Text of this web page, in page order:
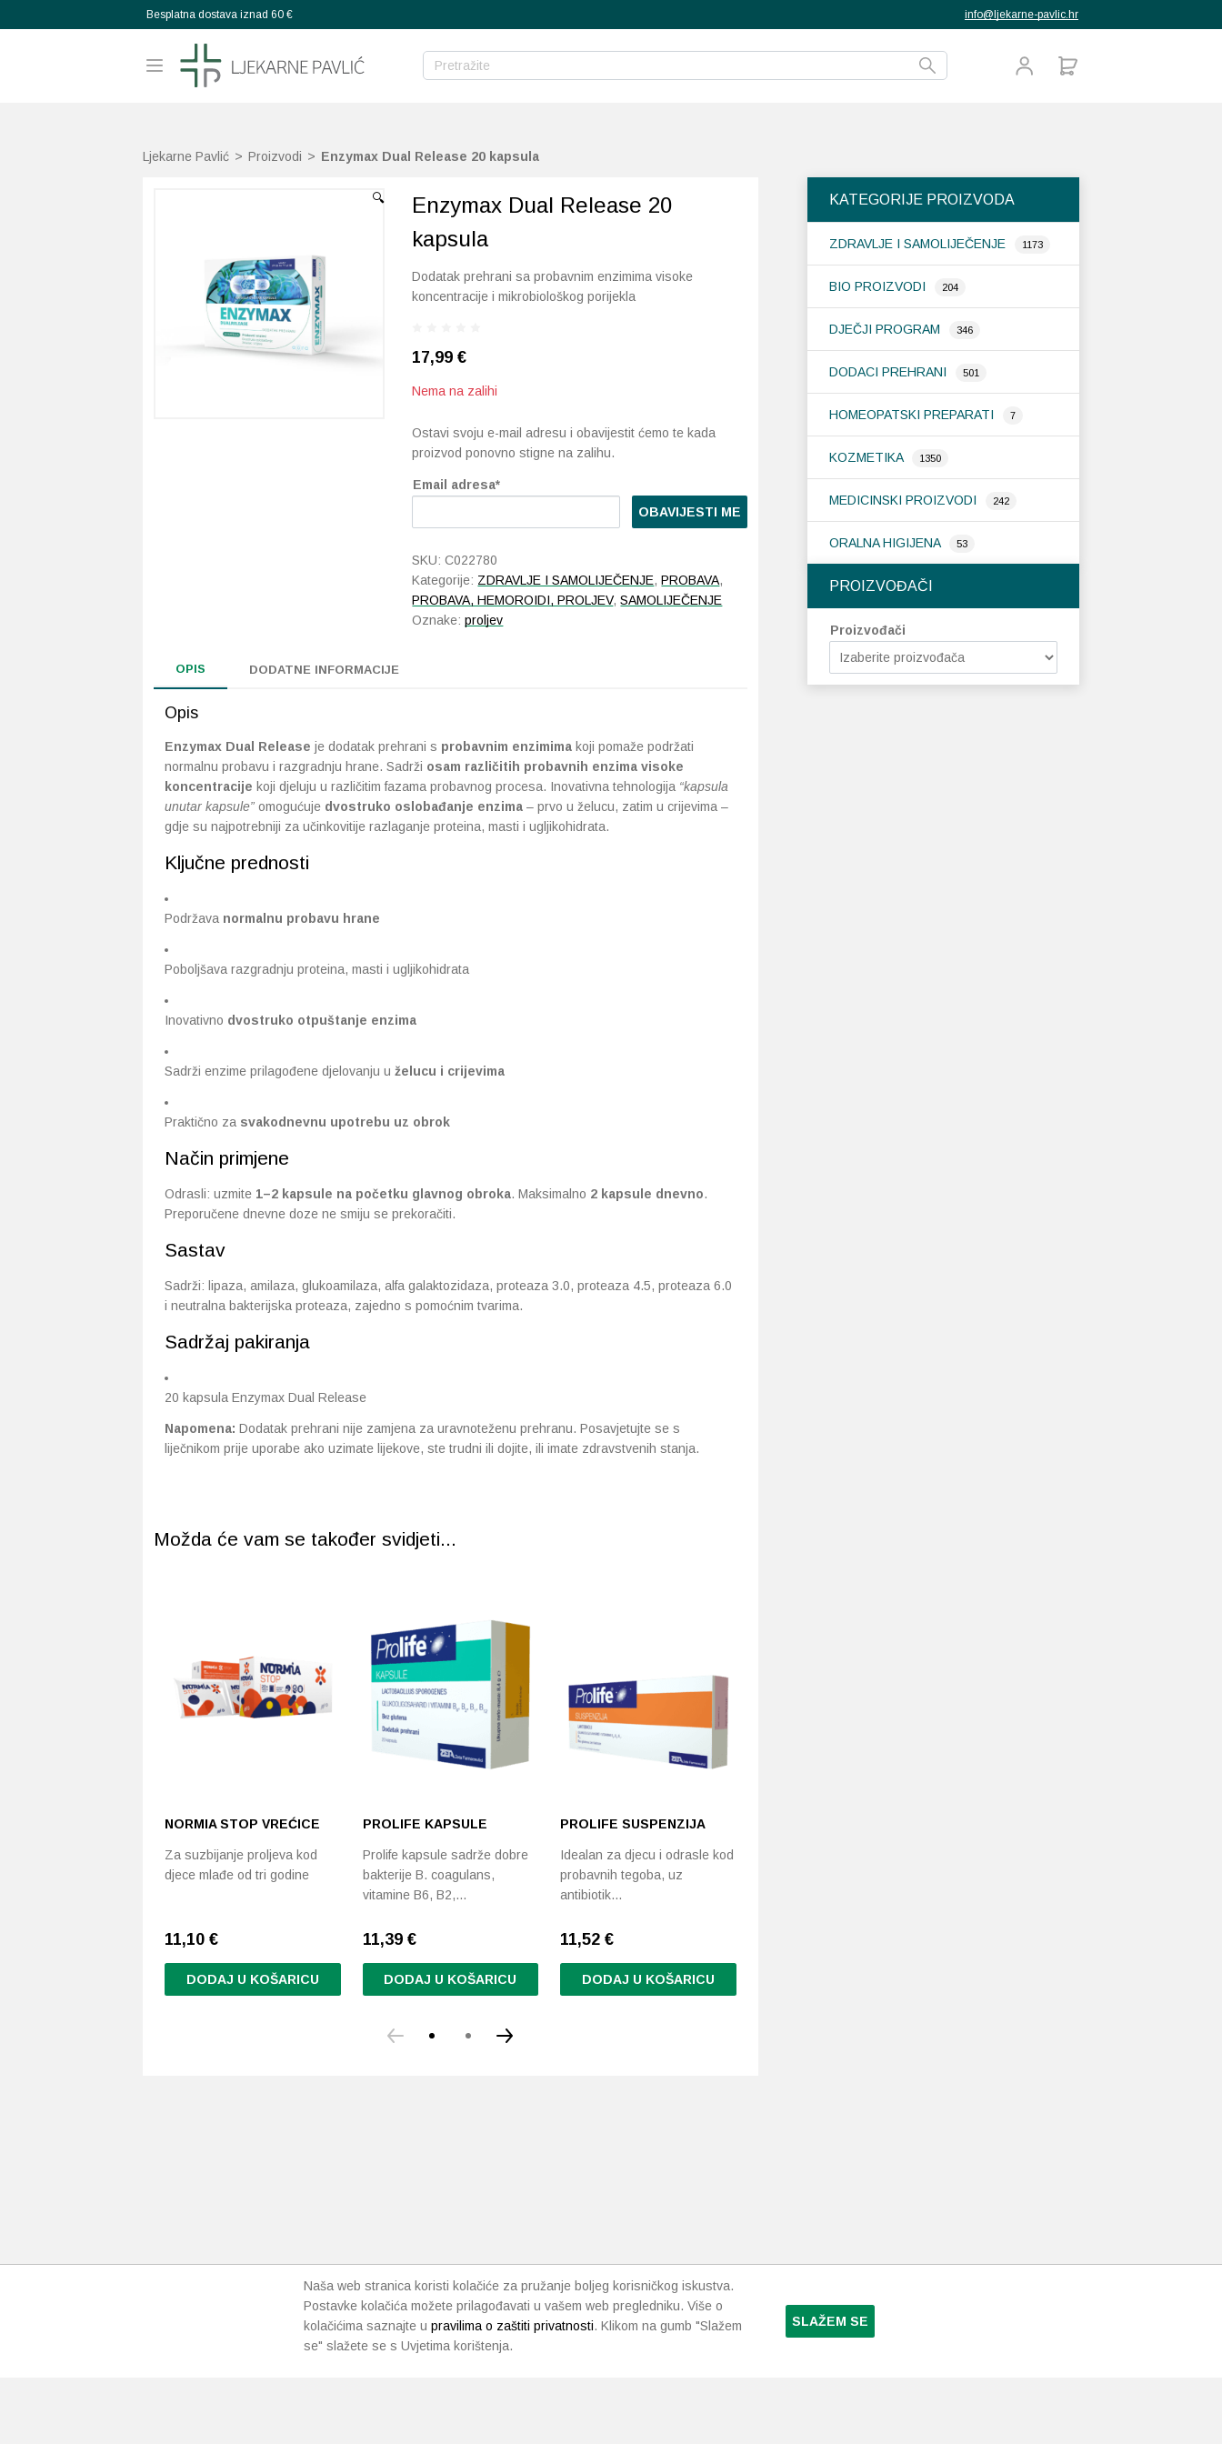
Besplatna dostava iznad 60 € info@ljekarne-pavlic.hr
Ljekarne Pavlić > Proizvodi > Enzymax Dual Release 20 kapsula
KATEGORIJE PROIZVODA
ZDRAVLJE I SAMOLIJEČENJE 1173
BIO PROIZVODI 204
DJEČJI PROGRAM 346
DODACI PREHRANI 501
HOMEOPATSKI PREPARATI 7
KOZMETIKA 1350
MEDICINSKI PROIZVODI 242
ORALNA HIGIJENA 53
PROIZVOĐAČI
Proizvođači
🔍
Enzymax Dual Release 20
kapsula
Dodatak prehrani sa probavnim enzimima visoke
koncentracije i mikrobiološkog porijekla
17,99€
Nema na zalihi
Ostavi svoju e-mail adresu i obavijestit ćemo te kada
proizvod ponovno stigne na zalihu.
Email adresa*
OBAVIJESTI ME
SKU:C022780
Kategorije: ZDRAVLJE I SAMOLIJEČENJE,PROBAVA,
PROBAVA, HEMOROIDI, PROLJEV,SAMOLIJEČENJE
Oznake:proljev
OPIS DODATNE INFORMACIJE
Opis
Enzymax Dual Release je dodatak prehrani s probavnim enzimima koji pomaže podržati
normalnu probavu i razgradnju hrane. Sadrži osam različitih probavnih enzima visoke
koncentracije koji djeluju u različitim fazama probavnog procesa. Inovativna tehnologija “kapsula
unutar kapsule” omogućuje dvostruko oslobađanje enzima – prvo u želucu, zatim u crijevima –
gdje su najpotrebniji za učinkovitije razlaganje proteina, masti i ugljikohidrata.
Ključne prednosti
Podržava normalnu probavu hrane
Poboljšava razgradnju proteina, masti i ugljikohidrata
Inovativno dvostruko otpuštanje enzima
Sadrži enzime prilagođene djelovanju u želucu i crijevima
Praktično za svakodnevnu upotrebu uz obrok
Način primjene
Odrasli: uzmite 1–2 kapsule na početku glavnog obroka. Maksimalno 2 kapsule dnevno.
Preporučene dnevne doze ne smiju se prekoračiti.
Sastav
Sadrži: lipaza, amilaza, glukoamilaza, alfa galaktozidaza, proteaza 3.0, proteaza 4.5, proteaza 6.0
i neutralna bakterijska proteaza, zajedno s pomoćnim tvarima.
Sadržaj pakiranja
20 kapsula Enzymax Dual Release
Napomena: Dodatak prehrani nije zamjena za uravnoteženu prehranu. Posavjetujte se s
liječnikom prije uporabe ako uzimate lijekove, ste trudni ili dojite, ili imate zdravstvenih stanja.
Možda će vam se također svidjeti...
NORMIA STOP VREĆICE
Za suzbijanje proljeva kod
djece mlađe od tri godine
11,10 €
DODAJ U KOŠARICU
PROLIFE KAPSULE
Prolife kapsule sadrže dobre
bakterije B. coagulans,
vitamine B6, B2,…
11,39 €
DODAJ U KOŠARICU
PROLIFE SUSPENZIJA
Idealan za djecu i odrasle kod
probavnih tegoba, uz
antibiotik…
11,52€
DODAJ U KOŠARICU
Naša web stranica koristi kolačiće za pružanje boljeg korisničkog iskustva.
Postavke kolačića možete prilagođavati u vašem web pregledniku. Više o
kolačićima saznajte u pravilima o zaštiti privatnosti. Klikom na gumb "Slažem
se" slažete se s Uvjetima korištenja.
SLAŽEM SE